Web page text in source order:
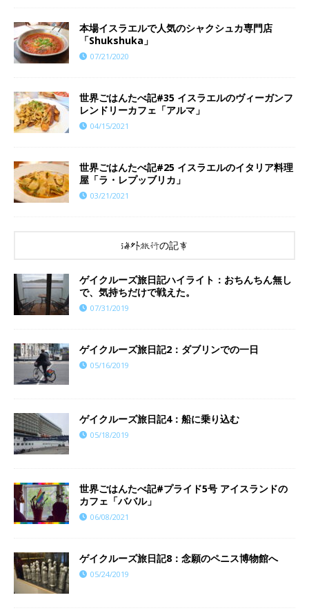
本場イスラエルで人気のシャクシュカ専門店
「Shukshuka」
07/21/2020
世界ごはんたべ記#35 イスラエルのヴィーガンフ
レンドリーカフェ「アルマ」
04/15/2021
世界ごはんたべ記#25 イスラエルのイタリア料理
屋「ラ・レプッブリカ」
03/21/2021
海外旅行の記事
ゲイクルーズ旅日記ハイライト：おちんちん無し
で、気持ちだけで戦えた。
07/31/2019
ゲイクルーズ旅日記2：ダブリンでの一日
05/16/2019
ゲイクルーズ旅日記4：船に乗り込む
05/18/2019
世界ごはんたべ記#プライド5号 アイスランドの
カフェ「ババル」
06/08/2021
ゲイクルーズ旅日記8：念願のペニス博物館へ
05/24/2019